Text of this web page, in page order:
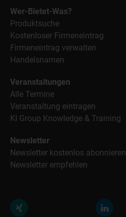
Wer-Bietet-Was?
Produktsuche
Kostenloser Firmeneintrag
Firmeneintrag verwalten
Handelsnamen
Veranstaltungen
Alle Termine
Veranstaltung eintragen
KI Group Knowledge & Training
Newsletter
Newsletter kostenlos abonnieren
Newsletter empfehlen